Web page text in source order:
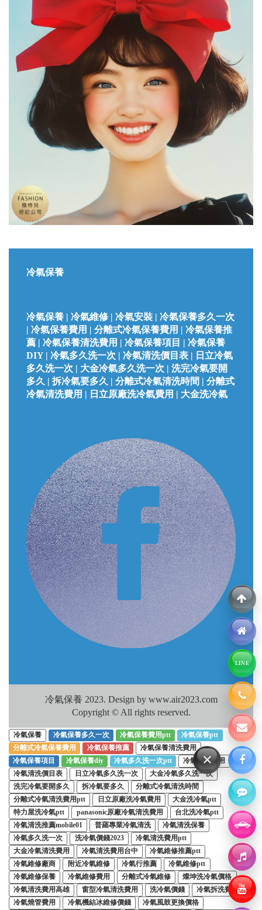
冷氣保養
冷氣保養 | 冷氣維修 | 冷氣安裝 | 冷氣保養多久一次
| 冷氣保養費用 | 分離式冷氣保養費用 | 冷氣保養推
薦 | 冷氣保養清洗費用 | 冷氣保養項目 | 冷氣保養
DIY | 冷氣多久洗一次 | 冷氣清洗價目表 | 日立冷氣
多久洗一次 | 大金冷氣多久洗一次 | 洗完冷氣要開
多久 | 拆冷氣要多久 | 分離式冷氣清洗時間 | 分離式
冷氣清洗費用 | 日立原廠洗冷氣費用 | 大金洗冷氣
冷氣保養 2023. Design by www.air2023.com
Copyright © All rights reserved.
冷氣保養 冷氣保養多久一次 冷氣保養費用ptt
冷氣保養ptt
分離式冷氣保養費用
冷氣保養推薦
冷氣保養清洗費用
冷氣保養項目
冷氣保養diy 冷氣多久洗一次ptt
冷氣保養費用
冷氣清洗價目表
日立冷氣多久洗一次
大金冷氣多久洗一次
洗完冷氣要開多久
拆冷氣要多久
分離式冷氣清洗時間
分離式冷氣清洗費用ptt
日立原廠洗冷氣費用
大金洗冷氣ptt
特力屋洗冷氣ptt
panasonic原廠冷氣清洗費用
台北洗冷氣ptt
冷氣清洗推薦mobile01
普羅專業冷氣清洗
冷氣清洗保養
冷氣多久洗一次
洗冷氣價錢2023
冷氣清洗費用ptt
大金冷氣清洗費用
冷氣清洗費用台中
冷氣維修推薦ptt
冷氣維修廠商
附近冷氣維修 冷氣行推薦
冷氣維修ptt
冷氣維修保養
冷氣維修費用 分離式冷氣維修
燦坤洗冷氣價格
冷氣清洗費用高雄
窗型冷氣清洗費用 洗冷氣價錢
冷氣拆洗費用
冷氣燒管費用
冷氣機結冰維修價錢 冷氣風鼓更換價格
LINE
×